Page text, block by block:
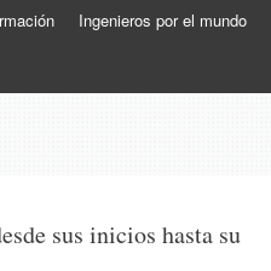
Ingenieros por el mundo
sus inicios hasta su